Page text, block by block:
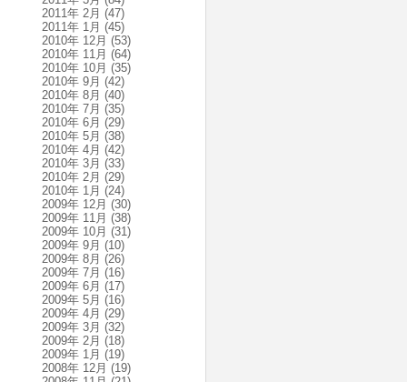
2011年 2月 (47)
2011年 1月 (45)
2010年 12月 (53)
2010年 11月 (64)
2010年 10月 (35)
2010年 9月 (42)
2010年 8月 (40)
2010年 7月 (35)
2010年 6月 (29)
2010年 5月 (38)
2010年 4月 (42)
2010年 3月 (33)
2010年 2月 (29)
2010年 1月 (24)
2009年 12月 (30)
2009年 11月 (38)
2009年 10月 (31)
2009年 9月 (10)
2009年 8月 (26)
2009年 7月 (16)
2009年 6月 (17)
2009年 5月 (16)
2009年 4月 (29)
2009年 3月 (32)
2009年 2月 (18)
2009年 1月 (19)
2008年 12月 (19)